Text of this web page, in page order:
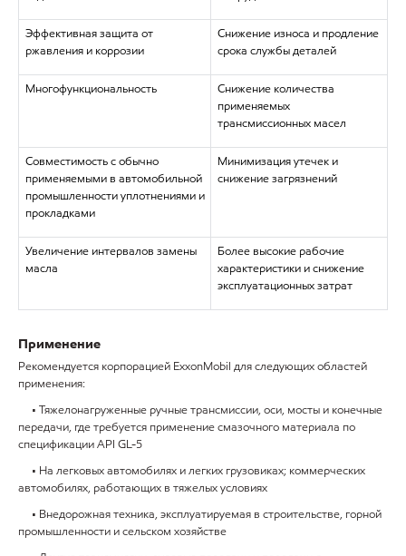
Эффективная защита от
ржавления и коррозии
Снижение износа и продление
срока службы деталей
Многофункциональность
Снижение количества
применяемых
трансмиссионных масел
Совместимость с обычно
применяемыми в автомобильной
промышленности уплотнениями и
прокладками
Минимизация утечек и
снижение загрязнений
Увеличение интервалов замены
масла
Более высокие рабочие
характеристики и снижение
эксплуатационных затрат
Применение
Рекомендуется корпорацией ExxonMobil для следующих областей
применения:
• Тяжелонагруженные ручные трансмиссии, оси, мосты и конечные
передачи, где требуется применение смазочного материала по
спецификации API GL-5
• На легковых автомобилях и легких грузовиках; коммерческих
автомобилях, работающих в тяжелых условиях
• Внедорожная техника, эксплуатируемая в строительстве, горной
промышленности и сельском хозяйстве